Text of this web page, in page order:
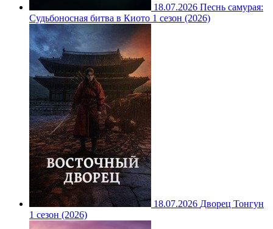
18.07.2026 Песнь самурая:
Судьбоносная битва в Киото 1 сезон (2026)
18.07.2026 Дворец Тонгун
1 сезон (2026)